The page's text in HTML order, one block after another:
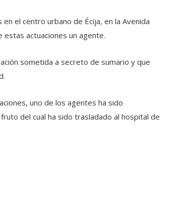
el centro urbano de Écija, en la Avenida
actuaciones un agente.
sometida a secreto de sumario y que
uno de los agentes ha sido
del cual ha sido trasladado al hospital de